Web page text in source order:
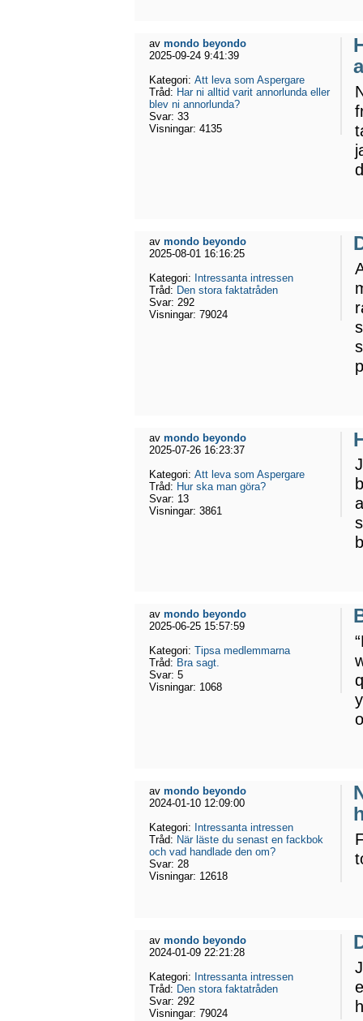
av mondo beyondo
2025-09-24 9:41:39
Kategori: Att leva som Aspergare
Tråd: Har ni alltid varit annorlunda eller
blev ni annorlunda?
Svar: 33
Visningar: 4135
av mondo beyondo
2025-08-01 16:16:25
Kategori: Intressanta intressen
Tråd: Den stora faktatråden
Svar: 292
Visningar: 79024
av mondo beyondo
2025-07-26 16:23:37
Kategori: Att leva som Aspergare
Tråd: Hur ska man göra?
Svar: 13
Visningar: 3861
av mondo beyondo
2025-06-25 15:57:59
Kategori: Tipsa medlemmarna
Tråd: Bra sagt.
Svar: 5
Visningar: 1068
av mondo beyondo
2024-01-10 12:09:00
Kategori: Intressanta intressen
Tråd: När läste du senast en fackbok
och vad handlade den om?
Svar: 28
Visningar: 12618
av mondo beyondo
2024-01-09 22:21:28
Kategori: Intressanta intressen
Tråd: Den stora faktatråden
Svar: 292
Visningar: 79024